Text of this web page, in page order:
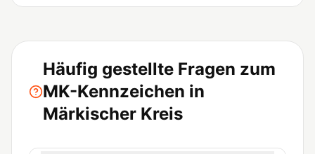
Häufig gestellte Fragen zum
MK-Kennzeichen in
Märkischer Kreis